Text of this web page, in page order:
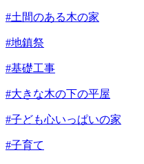
#土間のある木の家
#地鎮祭
#基礎工事
#大きな木の下の平屋
#子ども心いっぱいの家
#子育て